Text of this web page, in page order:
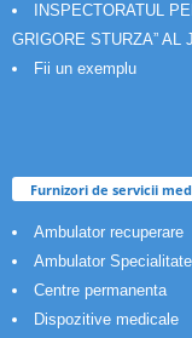
INSPECTORATUL
GRIGORE STURZA” AL
Fii un exemplu
Furnizori de servicii
Ambulator recuperare
Ambulator
Centre permanenta
Dispozitive medicale